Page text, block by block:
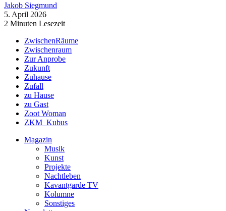
Jakob Siegmund
5. April 2026
2 Minuten Lesezeit
ZwischenRäume
Zwischenraum
Zur Anprobe
Zukunft
Zuhause
Zufall
zu Hause
zu Gast
Zoot Woman
ZKM_Kubus
Magazin
Musik
Kunst
Projekte
Nachtleben
Kavantgarde TV
Kolumne
Sonstiges